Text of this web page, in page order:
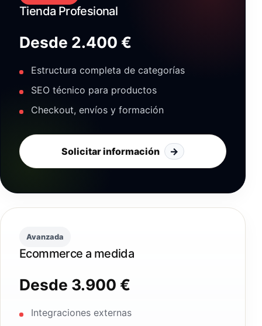
Tienda Profesional
Desde 2.400 €
Estructura completa de categorías
SEO técnico para productos
Checkout, envíos y formación
Solicitar información →
Avanzada
Ecommerce a medida
Desde 3.900 €
Integraciones externas